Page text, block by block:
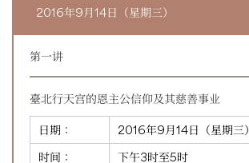
2016年9月14日（星期三）
第一讲
臺北行天宫的恩主公信仰及其慈善事业
日期：
2016年9月14日（星期三）
时间：
下午3时至5时